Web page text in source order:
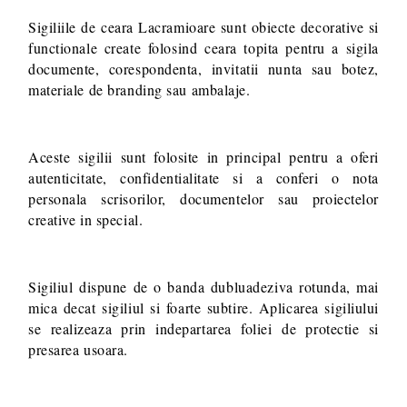
Sigiliile de ceara Lacramioare sunt obiecte decorative si
functionale create folosind ceara topita pentru a sigila
documente, corespondenta, invitatii nunta sau botez,
materiale de branding sau ambalaje.
Aceste sigilii sunt folosite in principal pentru a oferi
autenticitate, confidentialitate si a conferi o nota
personala scrisorilor, documentelor sau proiectelor
creative in special.
Sigiliul dispune de o banda dubluadeziva rotunda, mai
mica decat sigiliul si foarte subtire. Aplicarea sigiliului
se realizeaza prin indepartarea foliei de protectie si
presarea usoara.